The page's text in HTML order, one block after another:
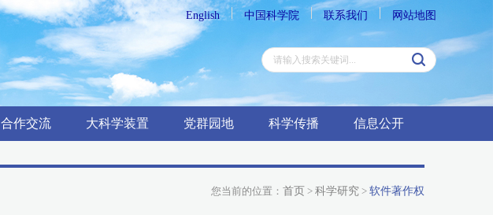
English 中国科学院 联系我们 网站地图
合作交流 大科学装置 党群园地 科学传播 信息公开
您当前的位置： 首页 > 科学研究 > 软件著作权